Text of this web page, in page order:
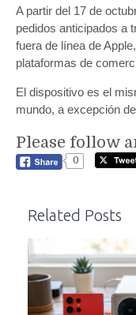
A partir del 17 de
pedidos anticipados a
fuera de línea de
plataformas de
El dispositivo es el
mundo, a excepción
Please follow
0
Related Posts